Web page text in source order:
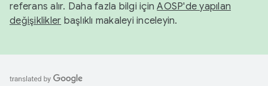
referans alır. Daha fazla bilgi içinAOSP'de yapılan
değişiklikler başlıklı makaleyi inceleyin.